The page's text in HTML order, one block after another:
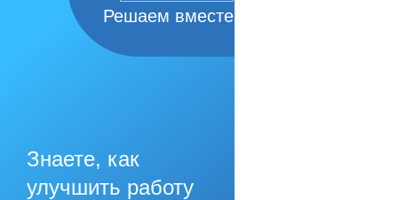
Решаем вместе
Знаете, как
улучшить работу